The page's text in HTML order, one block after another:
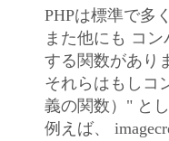
PHPは標準で多
また他にも コ
する関数があり
それらはもしコ
義の関数）" と
例えば、